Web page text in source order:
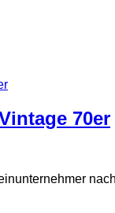
70er